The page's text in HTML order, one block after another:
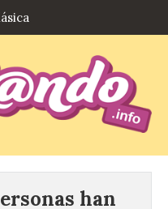
han